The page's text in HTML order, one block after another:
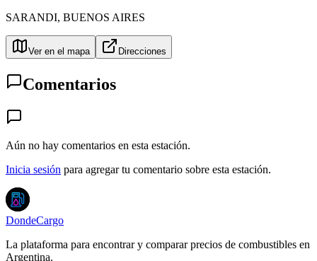
SARANDI, BUENOS AIRES
Ver en el mapa Direcciones
Comentarios
Aún no hay comentarios en esta estación.
Inicia sesión para agregar tu comentario sobre esta estación.
DondeCargo
La plataforma para encontrar y comparar precios de combustibles en
Argentina.